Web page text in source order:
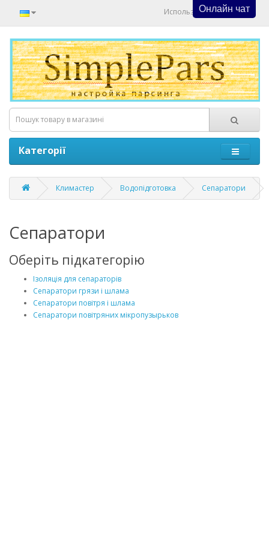
Используйте Онлайн Чат
Категорії
Климастер Водопідготовка Сепаратори
Сепаратори
Оберіть підкатегорію
Ізоляція для сепараторів
Сепаратори грязи і шлама
Сепаратори повітря і шлама
Сепаратори повітряних мікропузырьков
Онлайн чат